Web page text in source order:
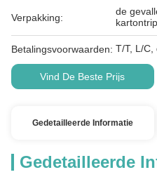
Verpakking:
de
Betalingsvoorwaarden: T/T, L/C,
Vind De Beste Prijs
Gedetailleerde Informatie
Gedetailleerde